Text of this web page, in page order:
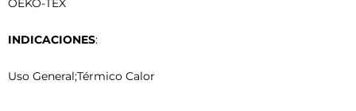
OEKO-TEX
INDICACIONES:
Uso General;Térmico Calor